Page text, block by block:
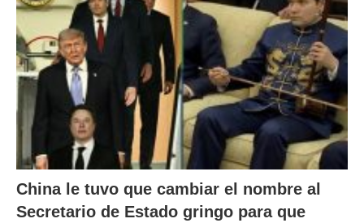
China le tuvo que cambiar el nombre al
Secretario de Estado gringo para que